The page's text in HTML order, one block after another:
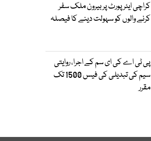
کراچی ایئرپورٹ پر بیرون ملک سفر
کرنے والوں کو سہولت دینے کا فیصلہ
پی ٹی اے کی ای سم کے اجرا، روایتی
سیم کی تبدیلی کی فیس 1500 تک
مقرر